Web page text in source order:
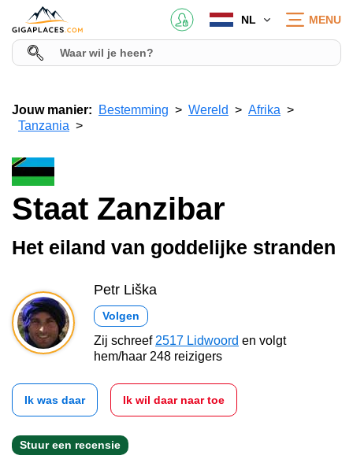
NL MENU
Jouw manier: Bestemming Wereld
Afrika
Tanzania
Staat Zanzibar
Het eiland van goddelijke stranden
Petr Liška
Volgen
Zij schreef 2517 Lidwoord en volgt
hem/haar 248 reizigers
Ik was daar Ik wil daar naar toe
Stuur een recensie